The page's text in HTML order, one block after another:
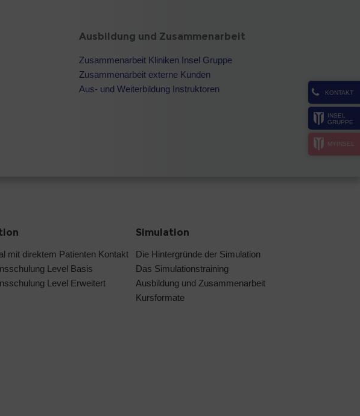
KONTAKT
INSEL
GRUPPE
MYINSEL
Ausbildung und Zusammenarbeit
Zusammenarbeit Kliniken Insel Gruppe
Zusammenarbeit externe Kunden
Aus- und Weiterbildung Instruktoren
mit direktem Patienten Kontakt
Level Basis
Level Erweitert
Simulation
Die Hintergründe der Simulation
Das Simulationstraining
Ausbildung und Zusammenarbeit
Kursformate